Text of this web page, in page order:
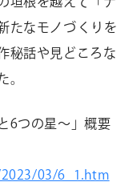
たなモノづくりを
秘話や見どころな
。
6つの星～」概要
03/6_1.htm